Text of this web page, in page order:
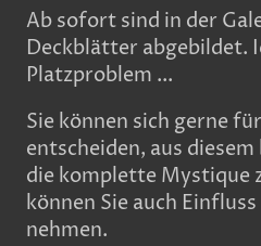
Ab sofort sind in der
Deckblätter abgebildet.
Platzproblem ...
Sie können sich gerne
entscheiden, aus
die komplette Mystique
können Sie auch
nehmen.